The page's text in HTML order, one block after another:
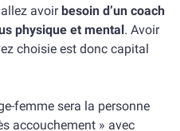
avoirbesoin d’un coach
physique et mental. Avoir
choisie est donc capital
femme sera la personne
accouchement » avec